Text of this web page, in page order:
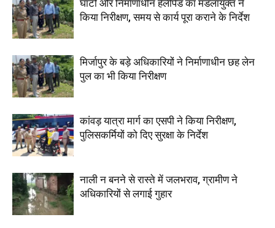
घाटों और निर्माणाधीन हेलीपैड का मंडलायुक्त ने
किया निरीक्षण, समय से कार्य पूरा कराने के निर्देश
मिर्जापुर के बड़े अधिकारियों ने निर्माणाधीन छह लेन
पुल का भी किया निरीक्षण
कांवड़ यात्रा मार्ग का एसपी ने किया निरीक्षण,
पुलिसकर्मियों को दिए सुरक्षा के निर्देश
नाली न बनने से रास्ते में जलभराव, ग्रामीण ने
अधिकारियों से लगाई गुहार